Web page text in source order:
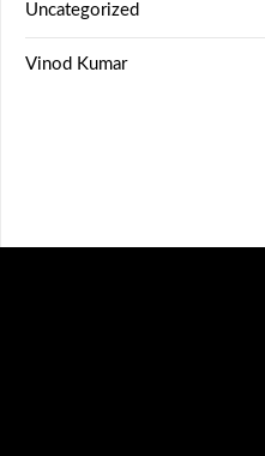
Uncategorized
Vinod Kumar